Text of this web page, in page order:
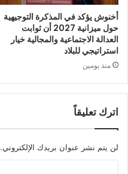
أخنوش يؤكد في المذكرة التوجيهية
حول ميزانية 2027 أن ثوابت
العدالة الاجتماعية والمجالية خيار
استراتيجي للبلاد
منذ يومين
اترك تعليقاً
لن يتم نشر عنوان بريدك الإلكتروني.